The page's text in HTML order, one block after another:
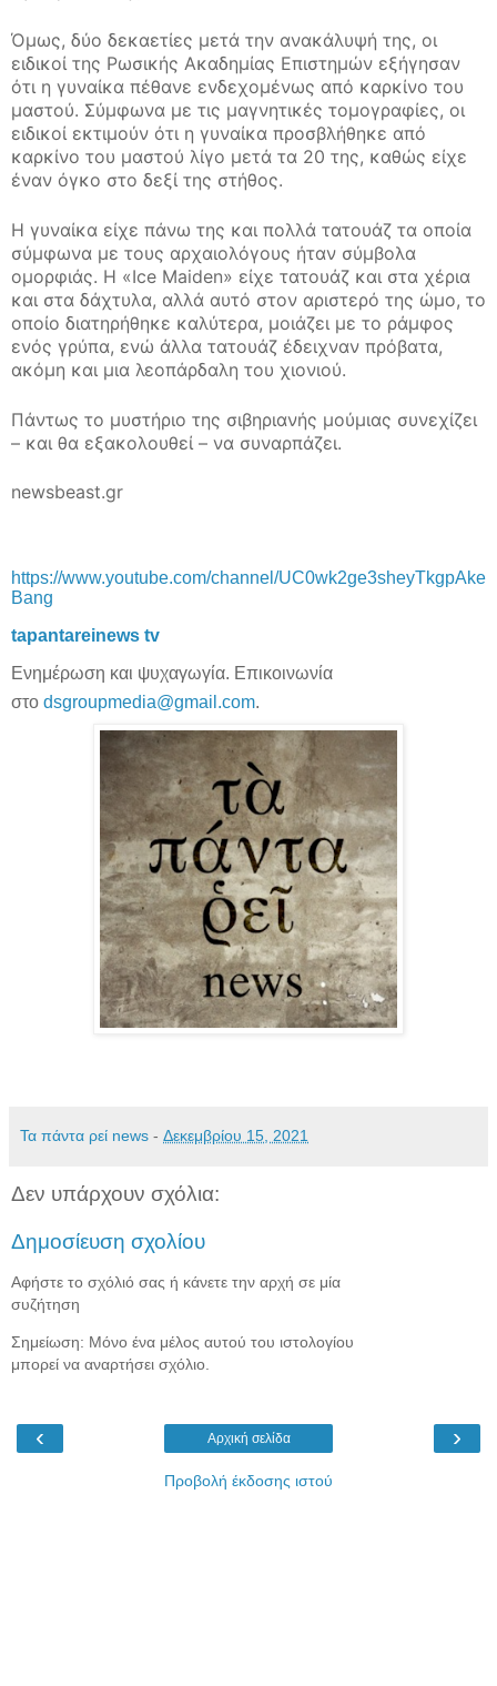
Όμως, δύο δεκαετίες μετά την ανακάλυψή της, οι
ειδικοί της Ρωσικής Ακαδημίας Επιστημών εξήγησαν
ότι η γυναίκα πέθανε ενδεχομένως από καρκίνο του
μαστού. Σύμφωνα με τις μαγνητικές τομογραφίες, οι
ειδικοί εκτιμούν ότι η γυναίκα προσβλήθηκε από
καρκίνο του μαστού λίγο μετά τα 20 της, καθώς είχε
έναν όγκο στο δεξί της στήθος.
Η γυναίκα είχε πάνω της και πολλά τατουάζ τα οποία
σύμφωνα με τους αρχαιολόγους ήταν σύμβολα
ομορφιάς. Η «Ice Maiden» είχε τατουάζ και στα χέρια
και στα δάχτυλα, αλλά αυτό στον αριστερό της ώμο, το
οποίο διατηρήθηκε καλύτερα, μοιάζει με το ράμφος
ενός γρύπα, ενώ άλλα τατουάζ έδειχναν πρόβατα,
ακόμη και μια λεοπάρδαλη του χιονιού.
Πάντως το μυστήριο της σιβηριανής μούμιας συνεχίζει
– και θα εξακολουθεί – να συναρπάζει.
newsbeast.gr
https://www.youtube.com/channel /UC0wk2ge3sheyTkgpAke
Bang
tapantareinews tv
Ενημέρωση και ψυχαγωγία. Επικοινωνία
στο dsgroupmedia@gmail .com.
Τα πάντα ρεί news - Δεκεμβρίου 15, 2021
Δεν υπάρχουν σχόλια:
Δημοσίευση σχολίου
Αφήστε το σχόλιό σας ή κάνετε την αρχή σε μία
συζήτηση
Σημείωση: Μόνο ένα μέλος αυτού του ιστολογίου
μπορεί να αναρτήσει σχόλιο.
‹ ›
Αρχική σελίδα
Προβολή έκδοσης ιστού